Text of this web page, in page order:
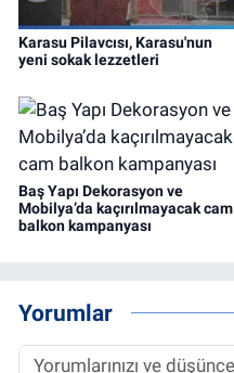
Karasu Pilavcısı, Karasu'nun
yeni sokak lezzetleri
Baş Yapı Dekorasyon ve
Mobilya’da kaçırılmayacak cam
balkon kampanyası
Yorumlar